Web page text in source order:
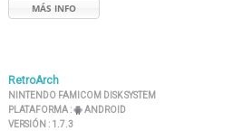
MÁS INFO
RetroArch
NINTENDO FAMICOM DISK SYSTEM
PLATAFORMA :
ANDROID
VERSIÓN : 1.7.3